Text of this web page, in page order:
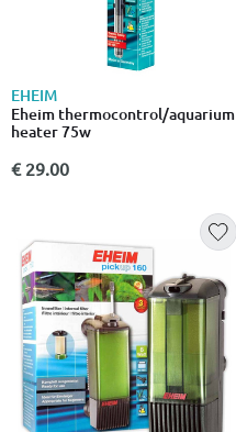
EHEIM
Eheim thermocontrol/aquarium
heater 75w
€ 29.00